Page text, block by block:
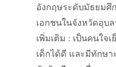
อังกฤษระดับมัธยมศึ
เอกชนในจังหวัดอุบ
เพิ่มเติม : เป็นคนใจเ
เด็กได้ดี และมีทักษา